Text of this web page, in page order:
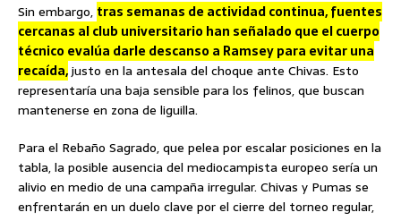
Sin embargo, tras semanas de actividad continua, fuentes
cercanas al club universitario han señalado que el cuerpo
técnico evalúa darle descanso a Ramsey para evitar una
recaída,justo en la antesala del choque ante Chivas. Esto
representaría una baja sensible para los felinos, que buscan
mantenerse en zona de liguilla.
Para el Rebaño Sagrado, que pelea por escalar posiciones en la
tabla, la posible ausencia del mediocampista europeo sería un
alivio en medio de una campaña irregular. Chivas y Pumas se
enfrentarán en un duelo clave por el cierre del torneo regular,